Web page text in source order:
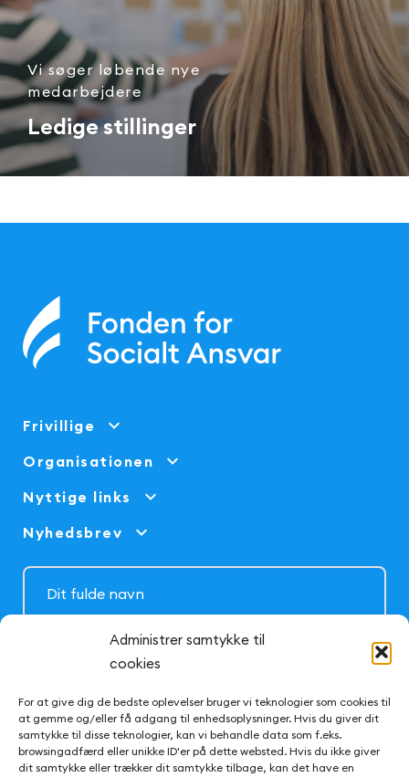
Administrer samtykke til
cookies
For at give dig de bedste oplevelser bruger vi teknologier som cookies til
at gemme og/eller få adgang til enhedsoplysninger. Hvis du giver dit
samtykke til disse teknologier, kan vi behandle data som f.eks.
browsingadfærd eller unikke ID'er på dette websted. Hvis du ikke giver
dit samtykke eller trækker dit samtykke tilbage, kan det have en
Vi søger løbende nye
medarbejdere
Ledige stillinger
Frivillige
Organisationen
Nyttige links
Nyhedsbrev
Tilmeld